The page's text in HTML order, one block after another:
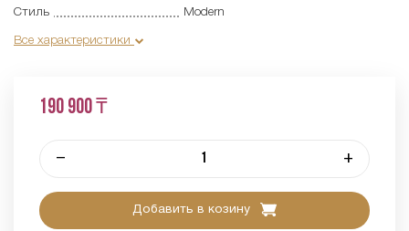
Стиль
Modern
Все характеристики
190 900 ₸
– +
Добавить в козину